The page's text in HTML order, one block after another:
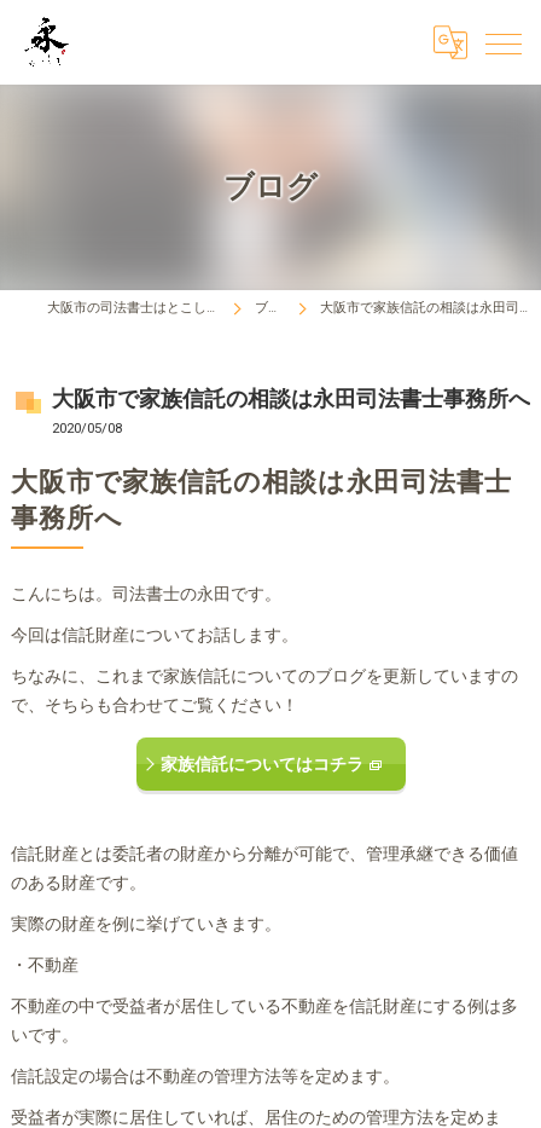
ブログ
大阪市の司法書士はとこしえ法務事務所 ブログ 大阪市で家族信託の相談は永田司法書士事務所へ
大阪市で家族信託の相談は永田司法書士事務所へ
2020/05/08
大阪市で家族信託の相談は永田司法書士
事務所へ
こんにちは。司法書士の永田です。
今回は信託財産についてお話します。
ちなみに、これまで家族信託についてのブログを更新していますの
で、そちらも合わせてご覧ください！
家族信託についてはコチラ
信託財産とは委託者の財産から分離が可能で、管理承継できる価値
のある財産です。
実際の財産を例に挙げていきます。
・不動産
不動産の中で受益者が居住している不動産を信託財産にする例は多
いです。
信託設定の場合は不動産の管理方法等を定めます。
受益者が実際に居住していれば、居住のための管理方法を定めま